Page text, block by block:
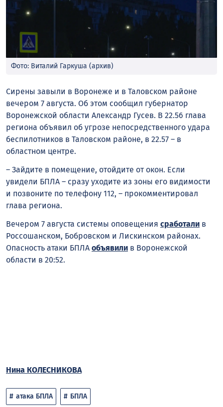
Фото: Виталий Гаркуша (архив)
Сирены завыли в Воронеже и в Таловском районе
вечером 7 августа. Об этом сообщил губернатор
Воронежской области Александр Гусев. В 22.56 глава
региона объявил об угрозе непосредственного удара
беспилотников в Таловском районе, в 22.57 – в
областном центре.
– Зайдите в помещение, отойдите от окон. Если
увидели БПЛА – сразу уходите из зоны его видимости
и позвоните по телефону 112, – прокомментировал
глава региона.
Вечером 7 августа системы оповещения сработали в
Россошанском, Бобровском и Лискинском районах.
Опасность атаки БПЛА объявили в Воронежской
области в 20:52.
Нина КОЛЕСНИКОВА
атака БПЛА БПЛА